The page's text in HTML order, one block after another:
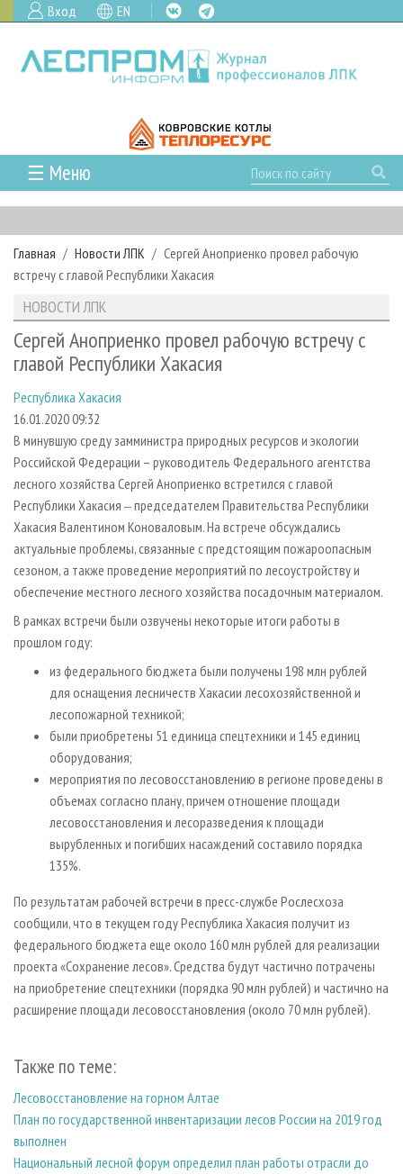
Вход EN
☰ Меню
ГЛАВНАЯ
РУБРИКИ И ТЕМЫ
РУБРИКИ ЖУРНАЛА
ЛЕСОЗАГОТОВКА
ЛЕСОПИЛЕНИЕ
СУШКА ДРЕВЕСИНЫ
ПРОИЗВОДСТВО ДРЕВЕСНЫХ ПЛИТ
ДЕРЕВЯННОЕ ДОМОСТРОЕНИЕ
ПРОИЗВОДСТВО МЕБЕЛИ
БИОЭНЕРГЕТИКА
ЦБП
ИНСТРУМЕНТ И МАТЕРИАЛЫ
НОВОСТИ
НОВОСТИ ЛПК
НОВОСТИ ЖУРНАЛА
ПРОЕКТЫ ЛПИ
АНАЛИТИКА
ПРЕДПРИЯТИЯ ЛПК
ПЕРСОНЫ
МОБИЛЬНЫЕ ВЫСТАВКИ
ОФИЦИАЛЬНЫЕ ДЕЛЕГАЦИИ
ПРИОРИТЕТНЫЕ ИНВЕСТПРОЕКТЫ
RUSSIAN FORESTRY REVIEW
ГАЗЕТА ЛЕСПРОМФОРУМ
БИБЛИОТЕКА СПЕЦИАЛИСТА
АРХИВ
АРХИВ ЖУРНАЛОВ
СТАТЬИ
О ЖУРНАЛЕ
ПОДПИСКА
КОНТАКТЫ
РЕКЛАМОДАТЕЛЯМ
РЕКЛАМА
РЕКЛАМА НА САЙТЕ
Главная Новости ЛПК
Сергей Аноприенко провел рабочую
встречу с главой Республики Хакасия
НОВОСТИ ЛПК
Сергей Аноприенко провел рабочую встречу с
главой Республики Хакасия
Республика Хакасия
16.01.2020 09:32
В минувшую среду замминистра природных ресурсов и экологии
Российской Федерации – руководитель Федерального агентства
лесного хозяйства Сергей Аноприенко встретился с главой
Республики Хакасия ‒ председателем Правительства Республики
Хакасия Валентином Коноваловым. На встрече обсуждались
актуальные проблемы, связанные с предстоящим пожароопасным
сезоном, а также проведение мероприятий по лесоустройству и
обеспечение местного лесного хозяйства посадочным материалом.
В рамках встречи были озвучены некоторые итоги работы в
прошлом году:
из федерального бюджета были получены 198 млн рублей
для оснащения лесничеств Хакасии лесохозяйственной и
лесопожарной техникой;
были приобретены 51 единица спецтехники и 145 единиц
оборудования;
мероприятия по лесовосстановлению в регионе проведены в
объемах согласно плану, причем отношение площади
лесовосстановления и лесоразведения к площади
вырубленных и погибших насаждений составило порядка
135%.
По результатам рабочей встречи в пресс-службе Рослесхоза
сообщили, что в текущем году Республика Хакасия получит из
федерального бюджета еще около 160 млн рублей для реализации
проекта «Сохранение лесов». Средства будут частично потрачены
на приобретение спецтехники (порядка 90 млн рублей) и частично на
расширение площади лесовосстановления (около 70 млн рублей).
Также по теме:
Лесовосстановление на горном Алтае
План по государственной инвентаризации лесов России на 2019 год
выполнен
Национальный лесной форум определил план работы отрасли до